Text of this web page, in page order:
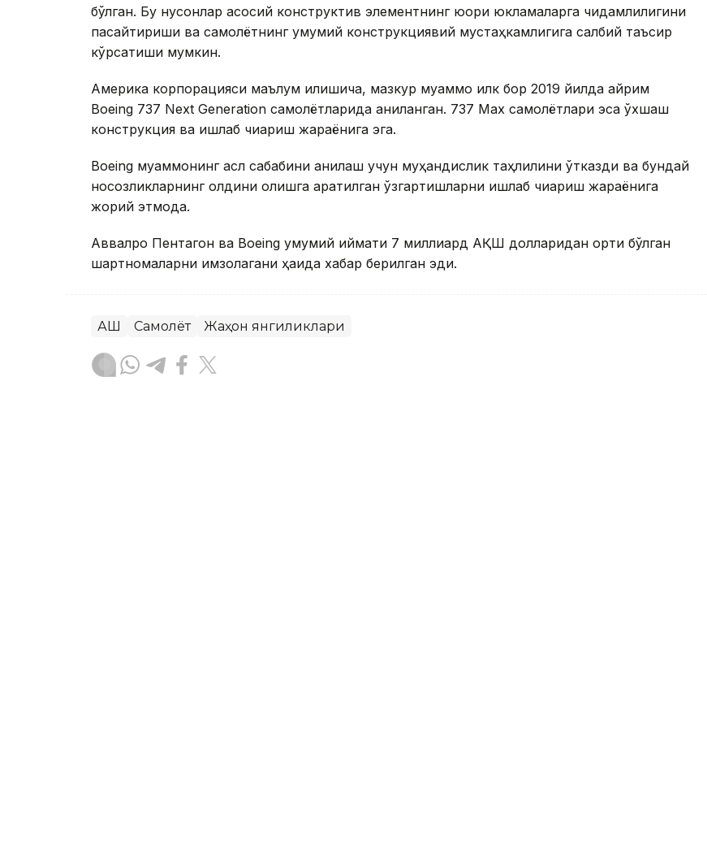
бўлган. Бу нуқсонлар асосий конструктив элементнинг юқори юкламаларга чидамлилигини
пасайтириши ва самолётнинг умумий конструкциявий мустаҳкамлигига салбий таъсир
кўрсатиши мумкин.
Америка корпорацияси маълум қилишича, мазкур муаммо илк бор 2019 йилда айрим
Boeing 737 Next Generation самолётларида аниқланган. 737 Max самолётлари эса ўхшаш
конструкция ва ишлаб чиқариш жараёнига эга.
Boeing муаммонинг асл сабабини аниқлаш учун муҳандислик таҳлилини ўтказди ва бундай
носозликларнинг олдини олишга қаратилган ўзгартишларни ишлаб чиқариш жараёнига
жорий этмоқда.
Аввалроқ Пентагон ва Boeing умумий қиймати 7 миллиард АҚШ долларидан ортиқ бўлган
шартномаларни имзолагани ҳақида хабар берилган эди.
АҚШ Самолёт Жаҳон янгиликлари